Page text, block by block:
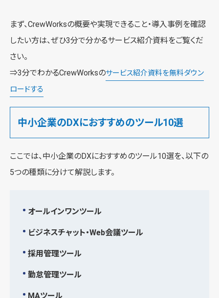
まず、CrewWorksの概要や実現できること・導入事例を確認
したい方は、ぜひ3分で分かるサービス紹介資料をご覧くだ
さい。
⇒3分でわかるCrewWorksのサービス紹介資料を無料ダウン
ロードする
中小企業のDXにおすすめのツール10選
ここでは、中小企業のDXにおすすめのツール10選を、以下の
5つの種類に分けて解説します。
オールインワンツール
ビジネスチャット・Web会議ツール
採用管理ツール
勤怠管理ツール
MAツール